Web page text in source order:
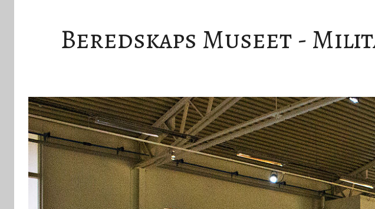
Beredskaps Museet -